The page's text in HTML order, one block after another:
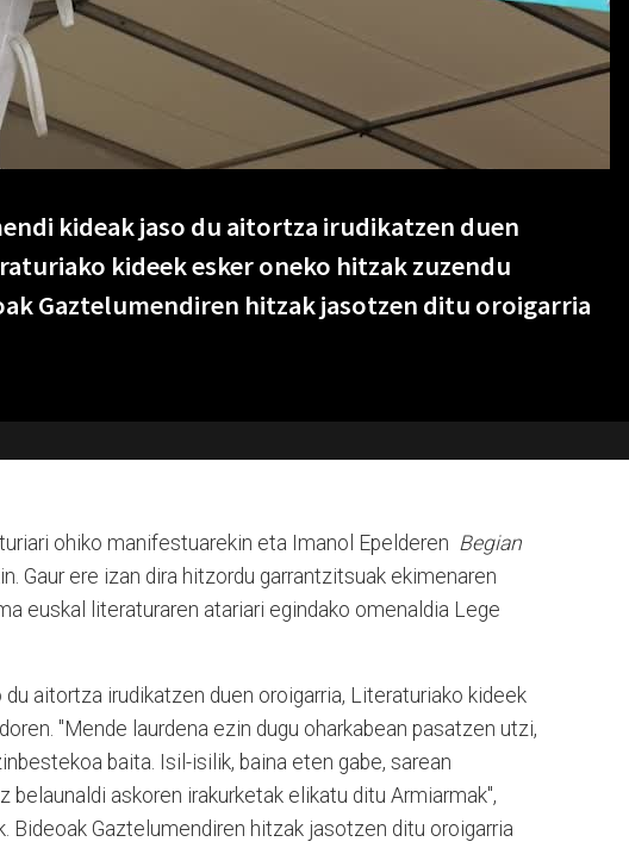
kideak jaso du aitortza irudikatzen duen
kideek esker oneko hitzak zuzendu
Gaztelumendiren hitzak jasotzen ditu oroigarria
ohiko manifestuarekin eta Imanol Epelderen Begian
Gaur ere izan dira hitzordu garrantzitsuak ekimenaren
euskal literaturaren atariari egindako omenaldia Lege
aitortza irudikatzen duen oroigarria, Literaturiako kideek
"Mende laurdena ezin dugu oharkabean pasatzen utzi,
baita. Isil-isilik, baina eten gabe, sarean
belaunaldi askoren irakurketak elikatu ditu Armiarmak",
Bideoak Gaztelumendiren hitzak jasotzen ditu oroigarria